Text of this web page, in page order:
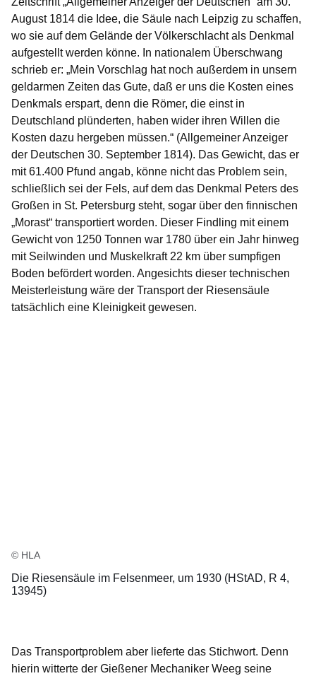
August 1814 die Idee, die Säule nach Leipzig zu schaffen,
wo sie auf dem Gelände der Völkerschlacht als Denkmal
aufgestellt werden könne. In nationalem Überschwang
schrieb er: „Mein Vorschlag hat noch außerdem in unsern
geldarmen Zeiten das Gute, daß er uns die Kosten eines
Denkmals erspart, denn die Römer, die einst in
Deutschland plünderten, haben wider ihren Willen die
Kosten dazu hergeben müssen.“ (Allgemeiner Anzeiger
der Deutschen 30. September 1814). Das Gewicht, das er
mit 61.400 Pfund angab, könne nicht das Problem sein,
schließlich sei der Fels, auf dem das Denkmal Peters des
Großen in St. Petersburg steht, sogar über den finnischen
„Morast“ transportiert worden. Dieser Findling mit einem
Gewicht von 1250 Tonnen war 1780 über ein Jahr hinweg
mit Seilwinden und Muskelkraft 22 km über sumpfigen
Boden befördert worden. Angesichts dieser technischen
Meisterleistung wäre der Transport der Riesensäule
tatsächlich eine Kleinigkeit gewesen.
© HLA
Die Riesensäule im Felsenmeer, um 1930 (HStAD, R 4,
13945)
Das Transportproblem aber lieferte das Stichwort. Denn
hierin witterte der Gießener Mechaniker Weeg seine